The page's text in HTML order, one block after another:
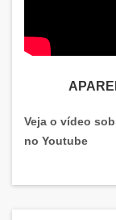
Veja o vídeo
no Youtube